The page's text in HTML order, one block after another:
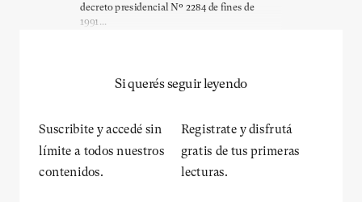
decreto presidencial Nº 2284 de fines de
1991...
Si querés seguir leyendo
Suscribite y accedé sin
límite a todos nuestros
contenidos.
Registrate y disfrutá
gratis de tus primeras
lecturas.